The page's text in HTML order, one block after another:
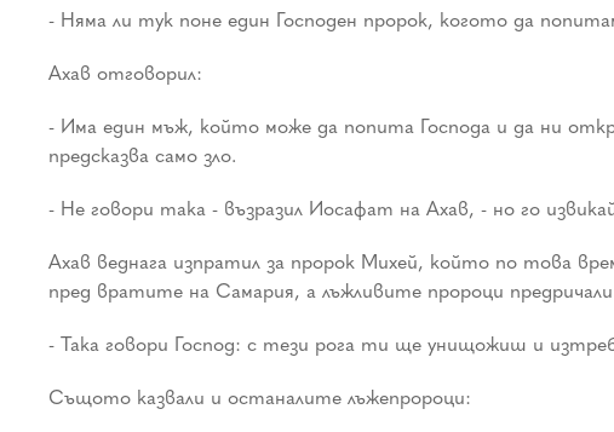
- Няма ли тук поне един Господен пророк, когото да
Ахав отговорил:
- Има един мъж, който може да попита Господа и да ни
предсказва само зло.
- Не говори така - възразил Иосафат на Ахав, - но го
Ахав веднага изпратил за пророк Михей, който по това
пред вратите на Самария, а лъжливите пророци
- Така говори Господ: с тези рога ти ще унищожиш и
Същото казвали и останалите лъжепророци: